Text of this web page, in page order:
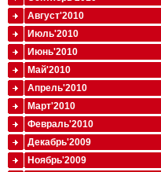
Август'2010
Июль'2010
Июнь'2010
Май'2010
Апрель'2010
Март'2010
Февраль'2010
Декабрь'2009
Ноябрь'2009